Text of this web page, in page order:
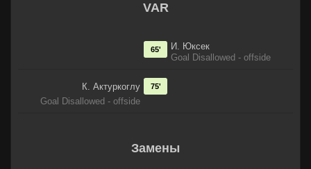
VAR
И. Юксек
Goal Disallowed - offside
65'
К. Актуркоглу
Goal Disallowed - offside
75'
Замены